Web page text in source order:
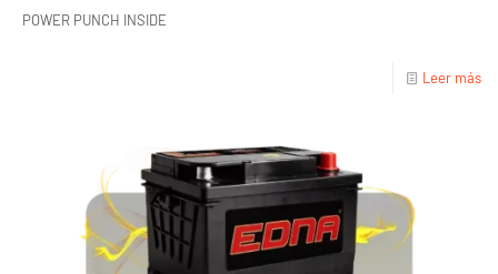
POWER PUNCH INSIDE
Leer más